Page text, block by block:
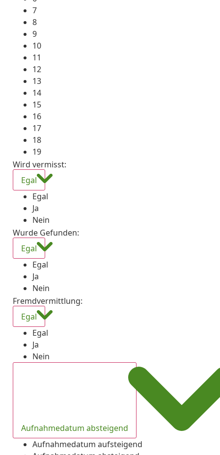
7
8
9
10
11
12
13
14
15
16
17
18
19
Wird vermisst:
Egal
Egal
Ja
Nein
Wurde Gefunden:
Egal
Egal
Ja
Nein
Fremdvermittlung:
Egal
Egal
Ja
Nein
Aufnahmedatum absteigend
Aufnahmedatum aufsteigend